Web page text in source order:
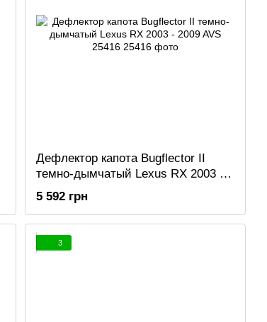
Дефлектор капота Bugflector II
темно-дымчатый Lexus RX 2003 -
2009 AVS 25416
5 592 грн
3